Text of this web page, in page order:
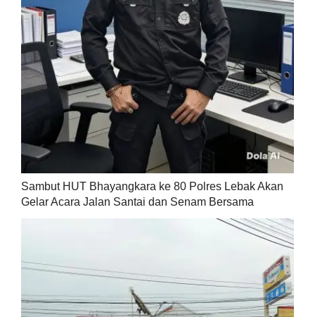
Sambut HUT Bhayangkara ke 80 Polres Lebak Akan
Gelar Acara Jalan Santai dan Senam Bersama